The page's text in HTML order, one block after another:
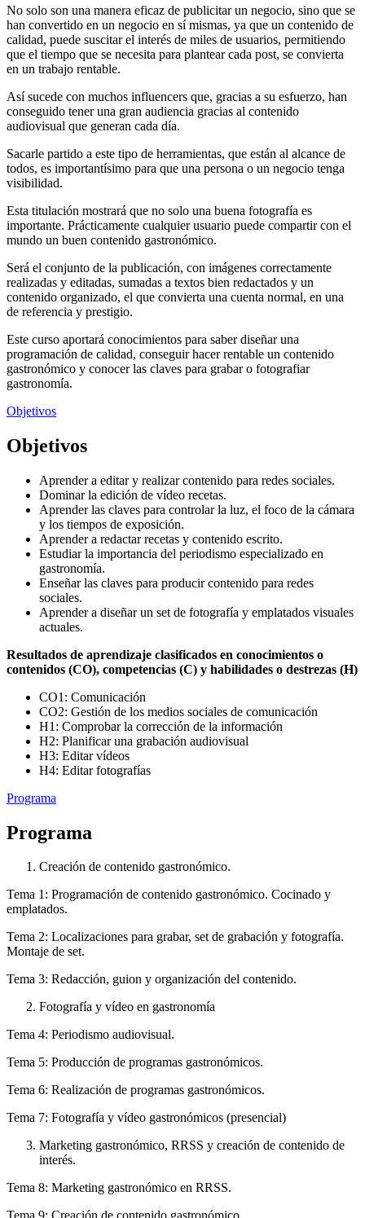
No solo son una manera eficaz de publicitar un negocio, sino que se
han convertido en un negocio en sí mismas, ya que un contenido de
calidad, puede suscitar el interés de miles de usuarios, permitiendo
que el tiempo que se necesita para plantear cada post, se convierta
en un trabajo rentable.
Así sucede con muchos influencers que, gracias a su esfuerzo, han
conseguido tener una gran audiencia gracias al contenido
audiovisual que generan cada día.
Sacarle partido a este tipo de herramientas, que están al alcance de
todos, es importantísimo para que una persona o un negocio tenga
visibilidad.
Esta titulación mostrará que no solo una buena fotografía es
importante. Prácticamente cualquier usuario puede compartir con el
mundo un buen contenido gastronómico.
Será el conjunto de la publicación, con imágenes correctamente
realizadas y editadas, sumadas a textos bien redactados y un
contenido organizado, el que convierta una cuenta normal, en una
de referencia y prestigio.
Este curso aportará conocimientos para saber diseñar una
programación de calidad, conseguir hacer rentable un contenido
gastronómico y conocer las claves para grabar o fotografiar
gastronomía.
Objetivos
Objetivos
Aprender a editar y realizar contenido para redes sociales.
Dominar la edición de vídeo recetas.
Aprender las claves para controlar la luz, el foco de la cámara
y los tiempos de exposición.
Aprender a redactar recetas y contenido escrito.
Estudiar la importancia del periodismo especializado en
gastronomía.
Enseñar las claves para producir contenido para redes
sociales.
Aprender a diseñar un set de fotografía y emplatados visuales
actuales.
Resultados de aprendizaje clasificados en conocimientos o
contenidos (CO), competencias (C) y habilidades o destrezas (H)
CO1: Comunicación
CO2: Gestión de los medios sociales de comunicación
H1: Comprobar la corrección de la información
H2: Planificar una grabación audiovisual
H3: Editar vídeos
H4: Editar fotografías
Programa
Programa
Creación de contenido gastronómico.
Tema 1: Programación de contenido gastronómico. Cocinado y
emplatados.
Tema 2: Localizaciones para grabar, set de grabación y fotografía.
Montaje de set.
Tema 3: Redacción, guion y organización del contenido.
Fotografía y vídeo en gastronomía
Tema 4: Periodismo audiovisual.
Tema 5: Producción de programas gastronómicos.
Tema 6: Realización de programas gastronómicos.
Tema 7: Fotografía y vídeo gastronómicos (presencial)
Marketing gastronómico, RRSS y creación de contenido de
interés.
Tema 8: Marketing gastronómico en RRSS.